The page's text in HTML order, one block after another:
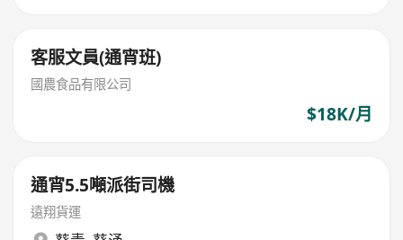
客服文員(通宵班)
國農食品有限公司
$18K/月
通宵5.5噸派街司機
遠翔貨運